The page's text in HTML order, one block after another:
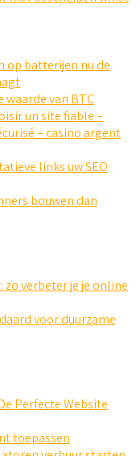
op batterijen nu de
van BTC
un site fiable –
– casino argent
links uw SEO
bouwen dan
verbeter je je online
voor duurzame
Perfecte Website
toepassen